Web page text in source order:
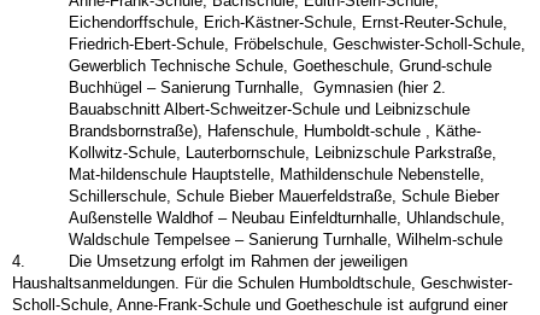
Eichendorffschule, Erich-Kästner-Schule, Ernst-Reuter-Schule,
Friedrich-Ebert-Schule, Fröbelschule, Geschwister-Scholl-Schule,
Gewerblich Technische Schule, Goetheschule, Grund-schule
Buchhügel – Sanierung Turnhalle, Gymnasien (hier 2.
Bauabschnitt Albert-Schweitzer-Schule und Leibnizschule
Brandsbornstraße), Hafenschule, Humboldt-schule , Käthe-
Kollwitz-Schule, Lauterbornschule, Leibnizschule Parkstraße,
Mat-hildenschule Hauptstelle, Mathildenschule Nebenstelle,
Schillerschule, Schule Bieber Mauerfeldstraße, Schule Bieber
Außenstelle Waldhof – Neubau Einfeldturnhalle, Uhlandschule,
Waldschule Tempelsee – Sanierung Turnhalle, Wilhelm-schule
4. Die Umsetzung erfolgt im Rahmen der jeweiligen
Haushaltsanmeldungen. Für die Schulen Humboldtschule, Geschwister-
Scholl-Schule, Anne-Frank-Schule und Goetheschule ist aufgrund einer